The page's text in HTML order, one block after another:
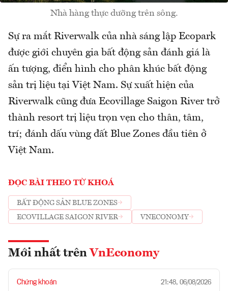
Nhà hàng thực dưỡng trên sông.
Sự ra mắt Riverwalk của nhà sáng lập Ecopark
được giới chuyên gia bất động sản đánh giá là
ấn tượng, điển hình cho phân khúc bất động
sản trị liệu tại Việt Nam. Sự xuất hiện của
Riverwalk cũng đưa Ecovillage Saigon River trở
thành resort trị liệu trọn vẹn cho thân, tâm,
trí; đánh dấu vùng đất Blue Zones đầu tiên ở
Việt Nam.
ĐỌC BÀI THEO TỪ KHOÁ
BẤT ĐỘNG SẢN BLUE ZONES
ECOVILLAGE SAIGON RIVER
VNECONOMY
Mới nhất trên VnEconomy
Chứng khoán 21:48, 06/08/2026